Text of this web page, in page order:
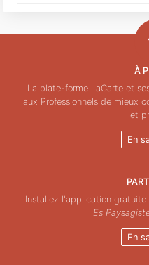
À
La plate-forme LaCarte et
aux Professionnels de mieux
et
En
Installez l'application gratuite
Es
En